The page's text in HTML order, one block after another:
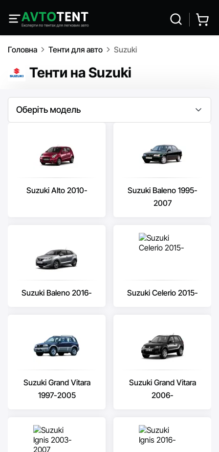
Головна Тенти для авто Suzuki
Тенти на Suzuki
Suzuki Alto 2010-
Suzuki Baleno 1995-
2007
Suzuki Baleno 2016- Suzuki Celerio 2015-
Suzuki Grand Vitara
1997-2005
Suzuki Grand Vitara
2006-